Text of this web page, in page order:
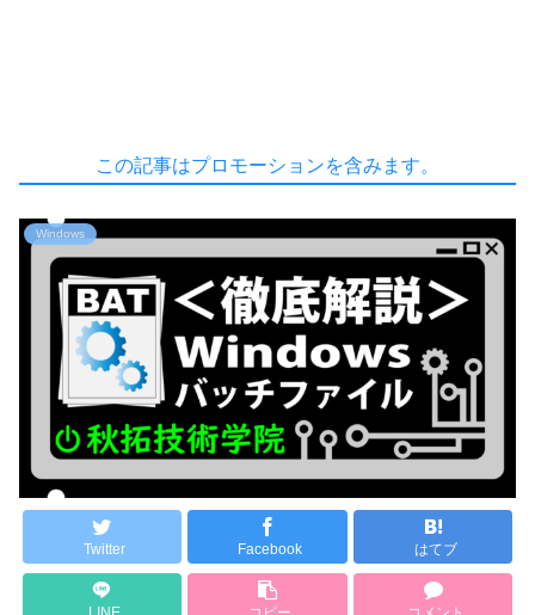
この記事はプロモーションを含みます。
Windows
Twitter Facebook はてブ